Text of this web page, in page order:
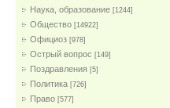
Наука, образование [1244]
Общество [14922]
Официоз [978]
Острый вопрос [149]
Поздравления [5]
Политика [726]
Право [577]